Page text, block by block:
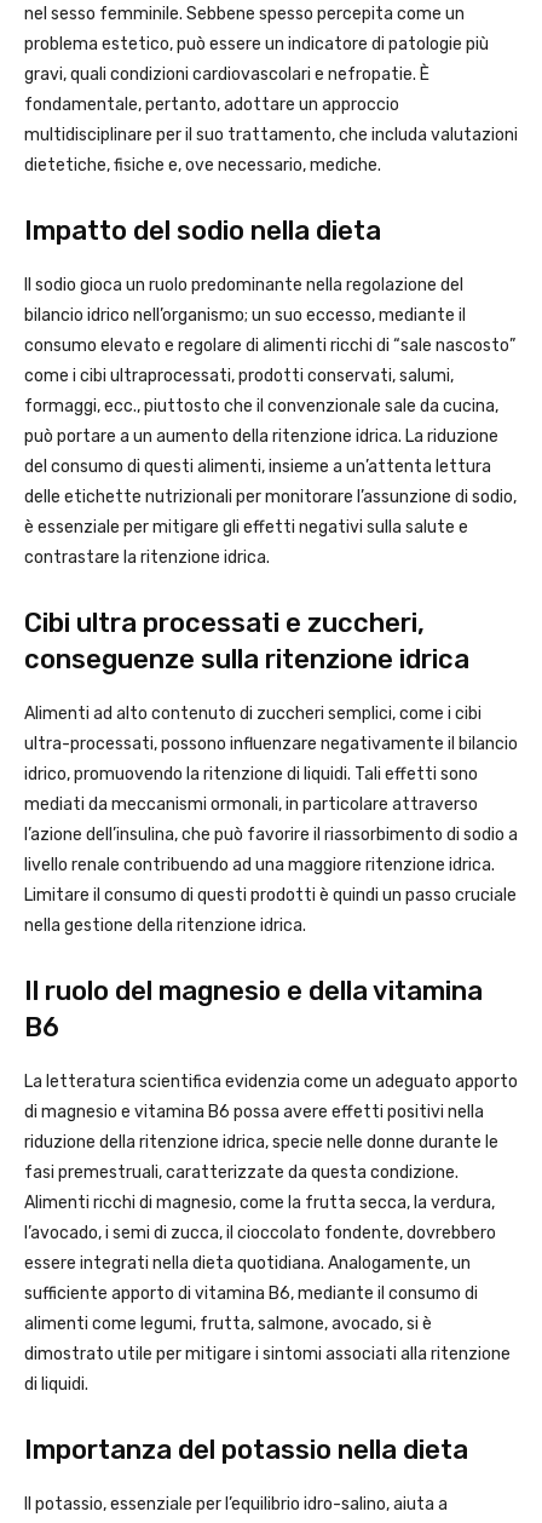
nel sesso femminile. Sebbene spesso percepita come un
problema estetico, può essere un indicatore di patologie più
gravi, quali condizioni cardiovascolari e nefropatie. È
fondamentale, pertanto, adottare un approccio
multidisciplinare per il suo trattamento, che includa valutazioni
dietetiche, fisiche e, ove necessario, mediche.
Impatto del sodio nella dieta
Il sodio gioca un ruolo predominante nella regolazione del
bilancio idrico nell’organismo; un suo eccesso, mediante il
consumo elevato e regolare di alimenti ricchi di “sale nascosto”
come i cibi ultraprocessati, prodotti conservati, salumi,
formaggi, ecc., piuttosto che il convenzionale sale da cucina,
può portare a un aumento della ritenzione idrica. La riduzione
del consumo di questi alimenti, insieme a un’attenta lettura
delle etichette nutrizionali per monitorare l’assunzione di sodio,
è essenziale per mitigare gli effetti negativi sulla salute e
contrastare la ritenzione idrica.
Cibi ultra processati e zuccheri,
conseguenze sulla ritenzione idrica
Alimenti ad alto contenuto di zuccheri semplici, come i cibi
ultra-processati, possono influenzare negativamente il bilancio
idrico, promuovendo la ritenzione di liquidi. Tali effetti sono
mediati da meccanismi ormonali, in particolare attraverso
l’azione dell’insulina, che può favorire il riassorbimento di sodio a
livello renale contribuendo ad una maggiore ritenzione idrica.
Limitare il consumo di questi prodotti è quindi un passo cruciale
nella gestione della ritenzione idrica.
Il ruolo del magnesio e della vitamina
B6
La letteratura scientifica evidenzia come un adeguato apporto
di magnesio e vitamina B6 possa avere effetti positivi nella
riduzione della ritenzione idrica, specie nelle donne durante le
fasi premestruali, caratterizzate da questa condizione.
Alimenti ricchi di magnesio, come la frutta secca, la verdura,
l’avocado, i semi di zucca, il cioccolato fondente, dovrebbero
essere integrati nella dieta quotidiana. Analogamente, un
sufficiente apporto di vitamina B6, mediante il consumo di
alimenti come legumi, frutta, salmone, avocado, si è
dimostrato utile per mitigare i sintomi associati alla ritenzione
di liquidi.
Importanza del potassio nella dieta
Il potassio, essenziale per l’equilibrio idro-salino, aiuta a